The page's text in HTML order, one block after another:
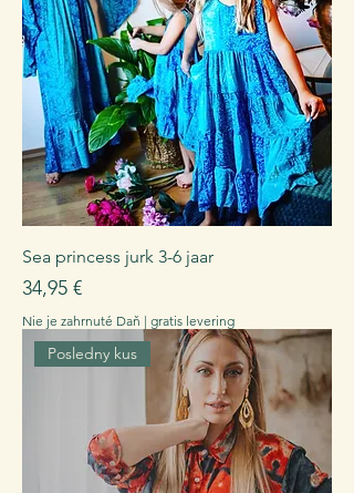
Sea princess jurk 3-6 jaar
Cena
34,95 €
Nie je zahrnuté Daň | gratis levering
Posledny kus